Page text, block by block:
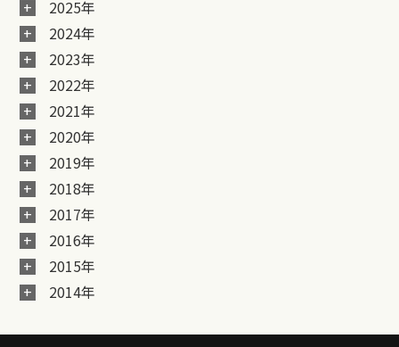
2025年
2024年
2023年
2022年
2021年
2020年
2019年
2018年
2017年
2016年
2015年
2014年